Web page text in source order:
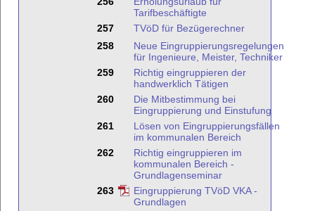
Tarifbeschäftigte
257
TVöD für Bezügerechner
258
Neue Eingruppierungsregelungen
für Ingenieure, Meister, Techniker
259
Richtig eingruppieren der
handwerklich Tätigen
260
Die Mitbestimmung bei
Eingruppierung und Einstufung
261
Lösen von Eingruppierungsfällen
im kommunalen Bereich
262
Richtig eingruppieren im
kommunalen Bereich -
Grundlagenseminar
263
Eingruppierung TVöD VKA -
Grundlagen